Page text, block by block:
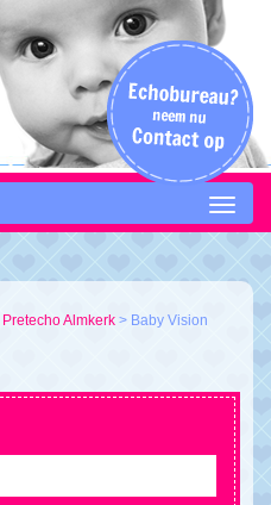
Pretecho Almkerk > Baby Vision